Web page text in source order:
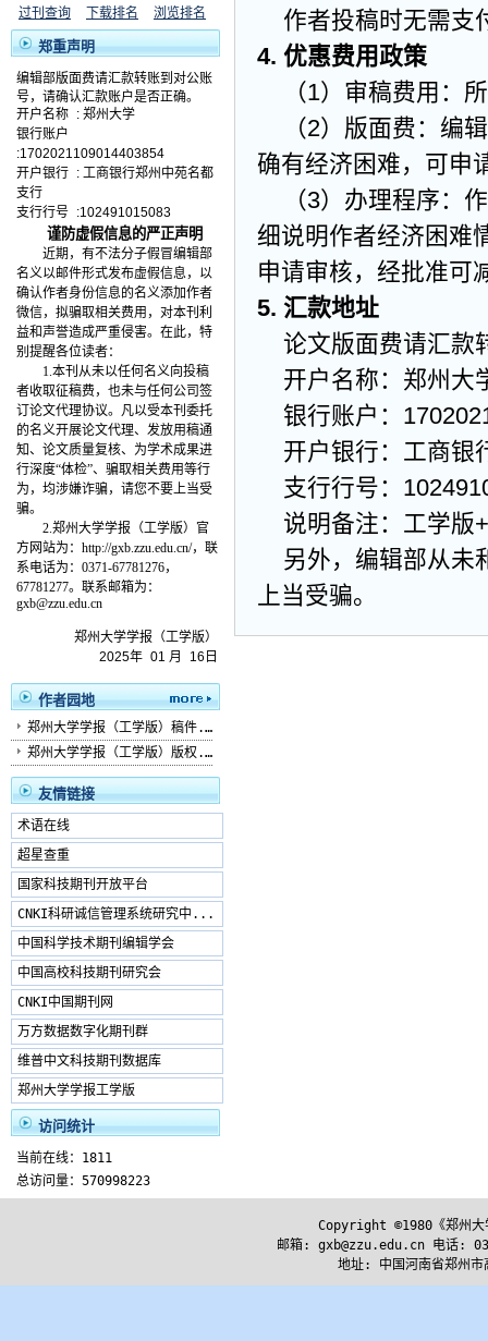
作者投稿时无需支
4. 优惠费用政策
（1） 审稿费用：
（2） 版面费：编
确有经济困难，可申
（3） 办理程序：
细说明作者经济困难
申请审核，经批准可
5. 汇款地址
论文版面费请汇款
开户名称：郑州大
银行账户：
开户银行：工商银
支行行号：
说明备注：工学版
另外，编辑部从未
上当受骗。
过刊查询
下载排名 浏览排名
郑重声明
编辑部版面费请汇款转账到对公账
号，请确认汇款账户是否正确。
开户名称 : 郑州大学
银行账户
:1702021109014403854
开户银行 : 工商银行郑州中苑名都
支行
支行行号 :102491015083
谨防虚假信息的严正声明
近期，有不法分子假冒编辑部
名义以邮件形式发布虚假信息，以
确认作者身份信息的名义添加作者
微信，拟骗取相关费用，对本刊利
益和声誉造成严重侵害。在此，特
别提醒各位读者：
1.本刊从未以任何名义向投稿
者收取征稿费，也未与任何公司签
订论文代理协议。凡以受本刊委托
的名义开展论文代理、发放用稿通
知、论文质量复核、为学术成果进
行深度“体检”、骗取相关费用等行
为，均涉嫌诈骗，请您不要上当受
骗。
2.郑州大学学报（工学版） 官
方网站为： http://gxb.zzu.edu.cn/，联
系电话为：0371-67781276，
67781277。联系邮箱为：
gxb@zzu.edu.cn
郑州大学学报（工学版）
2025年 01 月 16 日
作者园地
郑州大学学报（工学版）稿件...
郑州大学学报（工学版）版权...
友情链接
术语在线
超星查重
国家科技期刊开放平台
CNKI科研诚信管理系统研究中...
中国科学技术期刊编辑学会
中国高校科技期刊研究会
CNKI中国期刊网
万方数据数字化期刊群
维普中文科技期刊数据库
郑州大学学报工学版
访问统计
当前在线：1811
总访问量：570998223
Copyright ©1980《郑州大
邮箱: gxb@zzu.edu.cn 电话:
地址: 中国河南省郑州市